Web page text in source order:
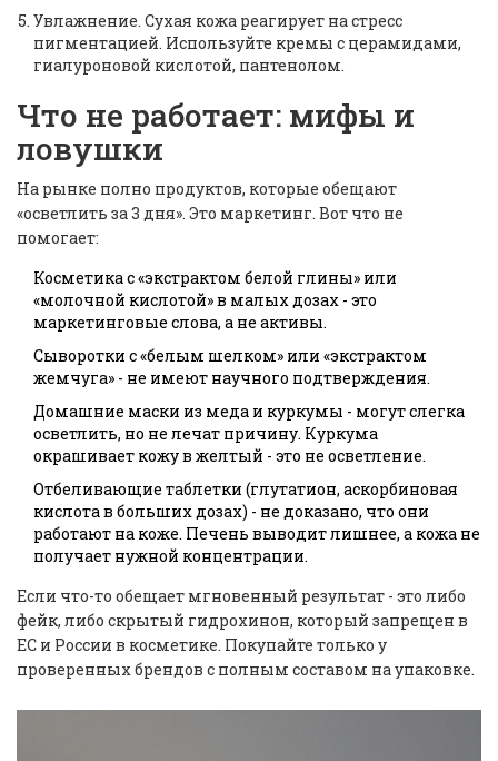
Увлажнение. Сухая кожа реагирует на стресс
пигментацией. Используйте кремы с церамидами,
гиалуроновой кислотой, пантенолом.
Что не работает: мифы и
ловушки
На рынке полно продуктов, которые обещают
«осветлить за 3 дня». Это маркетинг. Вот что не
помогает:
Косметика с «экстрактом белой глины» или
«молочной кислотой» в малых дозах - это
маркетинговые слова, а не активы.
Сыворотки с «белым шелком» или «экстрактом
жемчуга» - не имеют научного подтверждения.
Домашние маски из меда и куркумы - могут слегка
осветлить, но не лечат причину. Куркума
окрашивает кожу в желтый - это не осветление.
Отбеливающие таблетки (глутатион, аскорбиновая
кислота в больших дозах) - не доказано, что они
работают на коже. Печень выводит лишнее, а кожа не
получает нужной концентрации.
Если что-то обещает мгновенный результат - это либо
фейк, либо скрытый гидрохинон, который запрещен в
ЕС и России в косметике. Покупайте только у
проверенных брендов с полным составом на упаковке.